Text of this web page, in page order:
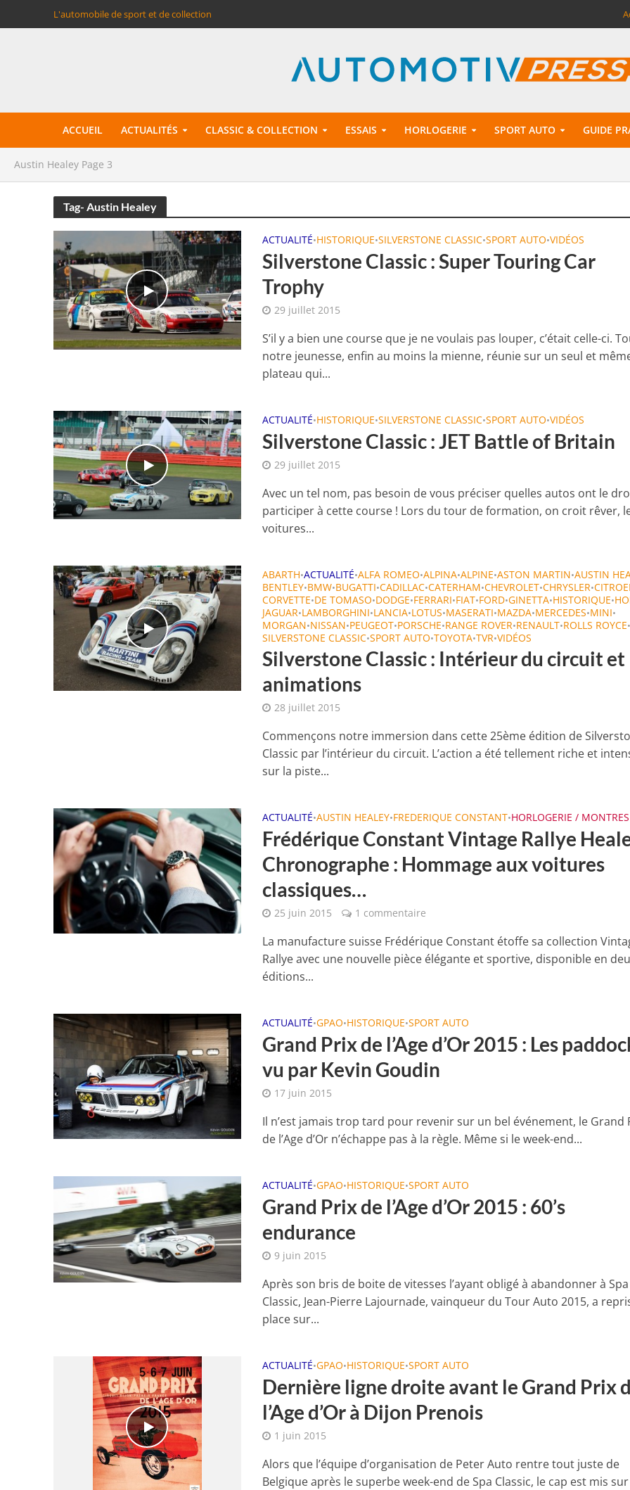
L'automobile de sport et de collection
ACCUEIL ACTUALITÉS CLASSIC & COLLECTION ESSAIS HORLOGERIE SPORT AUTO GUIDE
Austin Healey Page 3
Tag- Austin Healey
ACTUALITÉ•HISTORIQUE•SILVERSTONE CLASSIC•SPORT AUTO•VIDÉOS
Silverstone Classic : Super Touring Car
Trophy
29 juillet 2015
S’il y a bien une course que je ne voulais pas louper, c’était celle-ci.
notre jeunesse, enfin au moins la mienne, réunie sur un seul et
plateau qui...
ACTUALITÉ•HISTORIQUE•SILVERSTONE CLASSIC•SPORT AUTO•VIDÉOS
Silverstone Classic : JET Battle of Britain
29 juillet 2015
Avec un tel nom, pas besoin de vous préciser quelles autos ont le
participer à cette course ! Lors du tour de formation, on croit rêver,
voitures...
ABARTH•ACTUALITÉ•ALFA ROMEO•ALPINA•ALPINE•ASTON MARTIN•AUSTIN
BENTLEY•BMW•BUGATTI•CADILLAC•CATERHAM•CHEVROLET•CHRYSLER•
CORVETTE•DE TOMASO•DODGE•FERRARI•FIAT•FORD•GINETTA•HISTORIQUE•
JAGUAR•LAMBORGHINI•LANCIA•LOTUS•MASERATI•MAZDA•MERCEDES•MINI•
MORGAN•NISSAN•PEUGEOT•PORSCHE•RANGE ROVER•RENAULT•ROLLS ROYCE•
SILVERSTONE CLASSIC•SPORT AUTO•TOYOTA•TVR•VIDÉOS
Silverstone Classic : Intérieur du circuit et
animations
28 juillet 2015
Commençons notre immersion dans cette 25ème édition de
Classic par l’intérieur du circuit. L’action a été tellement riche et
sur la piste...
ACTUALITÉ•AUSTIN HEALEY•FREDERIQUE CONSTANT•HORLOGERIE / MONTRES
Frédérique Constant Vintage Rallye
Chronographe : Hommage aux voitures
classiques…
25 juin 2015 1 commentaire
La manufacture suisse Frédérique Constant étoffe sa collection
Rallye avec une nouvelle pièce élégante et sportive, disponible en
éditions...
ACTUALITÉ•GPAO•HISTORIQUE•SPORT AUTO
Grand Prix de l’Age d’Or 2015 : Les
vu par Kevin Goudin
17 juin 2015
Il n’est jamais trop tard pour revenir sur un bel événement, le Grand
de l’Age d’Or n’échappe pas à la règle. Même si le week-end...
ACTUALITÉ•GPAO•HISTORIQUE•SPORT AUTO
Grand Prix de l’Age d’Or 2015 : 60’s
endurance
9 juin 2015
Après son bris de boite de vitesses l’ayant obligé à abandonner à Spa
Classic, Jean-Pierre Lajournade, vainqueur du Tour Auto 2015, a
place sur...
ACTUALITÉ•GPAO•HISTORIQUE•SPORT AUTO
Dernière ligne droite avant le Grand Prix
l’Age d’Or à Dijon Prenois
1 juin 2015
Alors que l’équipe d’organisation de Peter Auto rentre tout juste de
Belgique après le superbe week-end de Spa Classic, le cap est mis sur